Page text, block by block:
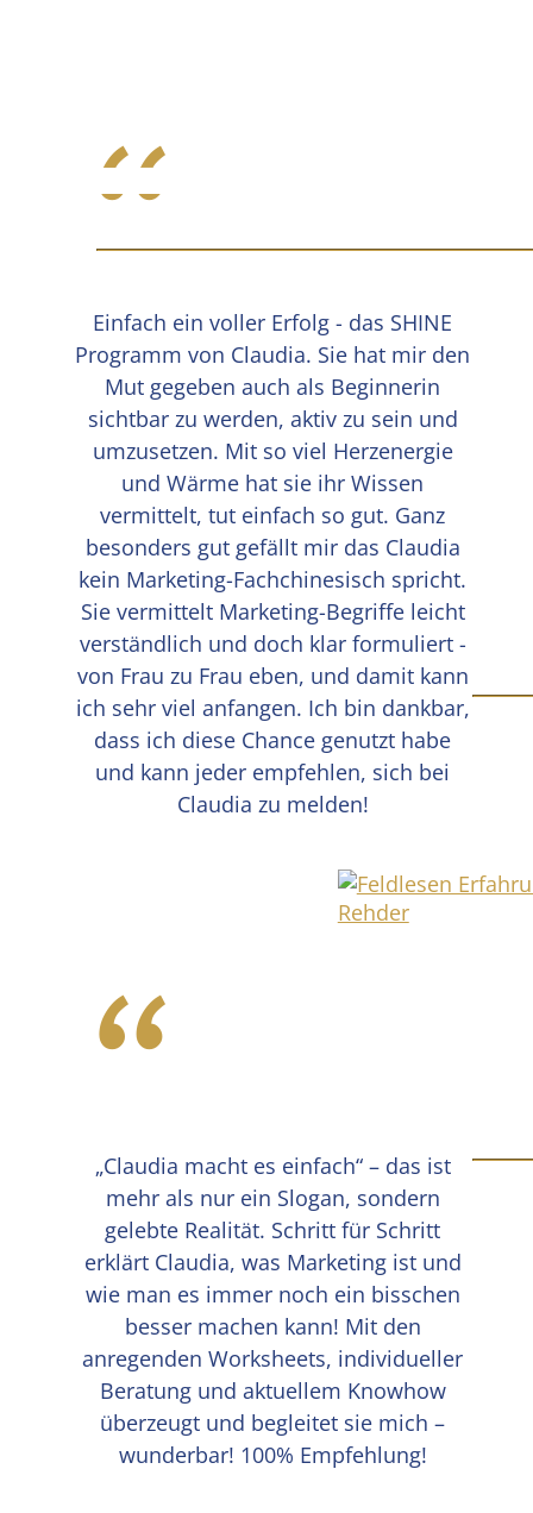
“
Einfach ein voller Erfolg - das SHINE
Programm von Claudia. Sie hat mir den
Mut gegeben auch als Beginnerin
sichtbar zu werden, aktiv zu sein und
umzusetzen. Mit so viel Herzenergie
und Wärme hat sie ihr Wissen
vermittelt, tut einfach so gut. Ganz
besonders gut gefällt mir das Claudia
kein Marketing-Fachchinesisch spricht.
Sie vermittelt Marketing-Begriffe leicht
verständlich und doch klar formuliert -
von Frau zu Frau eben, und damit kann
ich sehr viel anfangen. Ich bin dankbar,
dass ich diese Chance genutzt habe
und kann jeder empfehlen, sich bei
Claudia zu melden!
“
„Claudia macht es einfach“ – das ist
mehr als nur ein Slogan, sondern
gelebte Realität. Schritt für Schritt
erklärt Claudia, was Marketing ist und
wie man es immer noch ein bisschen
besser machen kann! Mit den
anregenden Worksheets, individueller
Beratung und aktuellem Knowhow
überzeugt und begleitet sie mich –
wunderbar! 100% Empfehlung!